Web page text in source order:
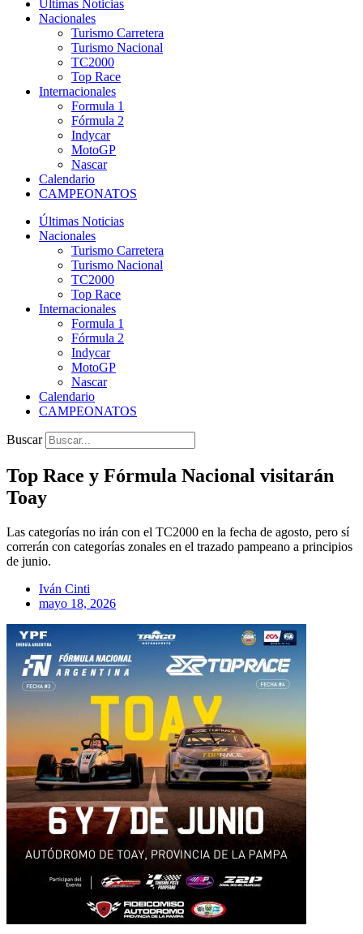
Últimas Noticias
Nacionales
Turismo Carretera
Turismo Nacional
TC2000
Top Race
Internacionales
Formula 1
Fórmula 2
Indycar
MotoGP
Nascar
Calendario
CAMPEONATOS
Últimas Noticias
Nacionales
Turismo Carretera
Turismo Nacional
TC2000
Top Race
Internacionales
Formula 1
Fórmula 2
Indycar
MotoGP
Nascar
Calendario
CAMPEONATOS
Buscar
Top Race y Fórmula Nacional visitarán
Toay
Las categorías no irán con el TC2000 en la fecha de agosto, pero sí
correrán con categorías zonales en el trazado pampeano a principios
de junio.
Iván Cinti
mayo 18, 2026